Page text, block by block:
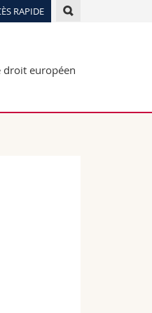
RAPIDE
droit européen